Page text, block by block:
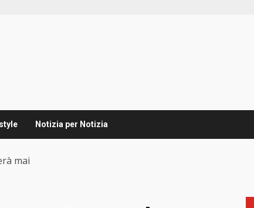
Notizia per Notizia
mai